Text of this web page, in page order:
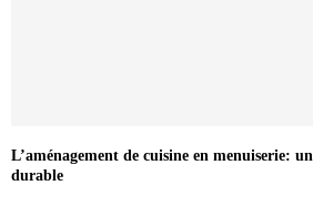
L’aménagement de cuisine en menuiserie:
durable